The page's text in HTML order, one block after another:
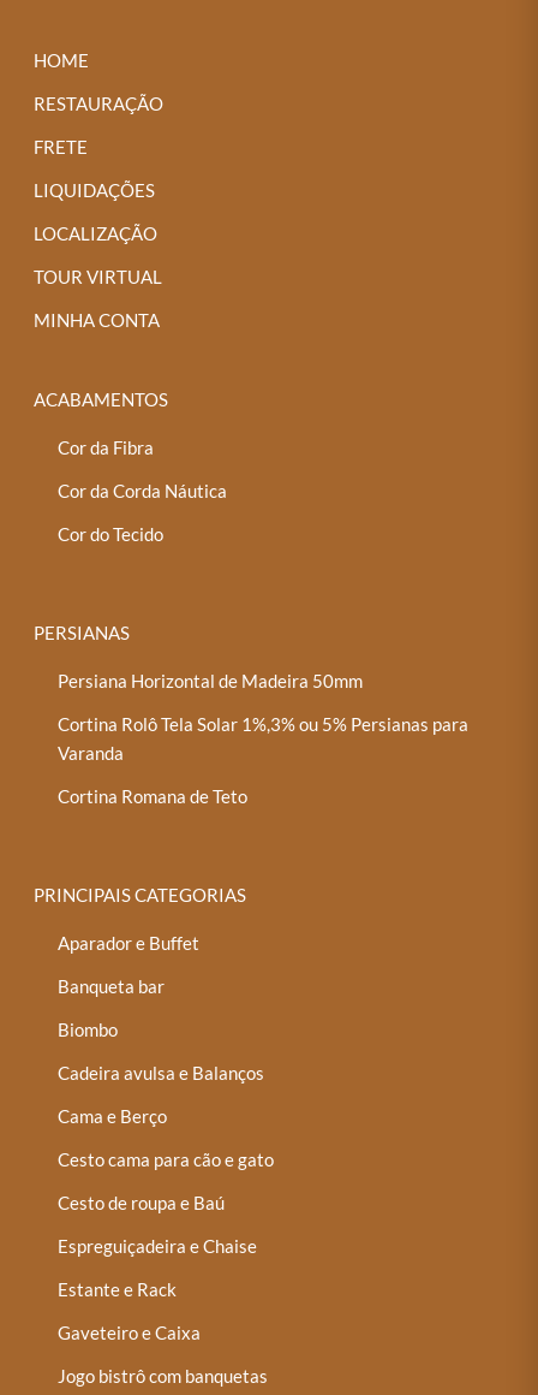
HOME
RESTAURAÇÃO
FRETE
LIQUIDAÇÕES
LOCALIZAÇÃO
TOUR VIRTUAL
MINHA CONTA
ACABAMENTOS
Cor da Fibra
Cor da Corda Náutica
Cor do Tecido
PERSIANAS
Persiana Horizontal de Madeira 50mm
Cortina Rolô Tela Solar 1%,3% ou 5% Persianas para
Varanda
Cortina Romana de Teto
PRINCIPAIS CATEGORIAS
Aparador e Buffet
Banqueta bar
Biombo
Cadeira avulsa e Balanços
Cama e Berço
Cesto cama para cão e gato
Cesto de roupa e Baú
Espreguiçadeira e Chaise
Estante e Rack
Gaveteiro e Caixa
Jogo bistrô com banquetas